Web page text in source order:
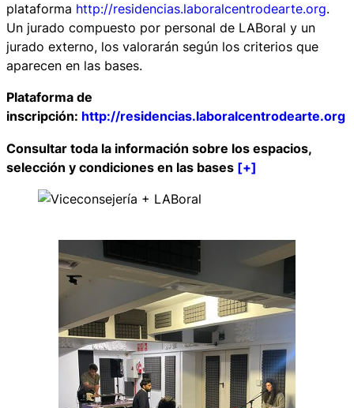
plataforma http://residencias.laboralcentrodearte.org.
Un jurado compuesto por personal de LABoral y un
jurado externo, los valorarán según los criterios que
aparecen en las bases.
Plataforma de
inscripción: http://residencias.laboralcentrodearte.org
Consultar toda la información sobre los espacios,
selección y condiciones en las bases [+]